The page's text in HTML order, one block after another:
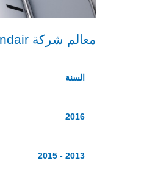
معالم شركة Condair
السنة
2016
2013 - 2015